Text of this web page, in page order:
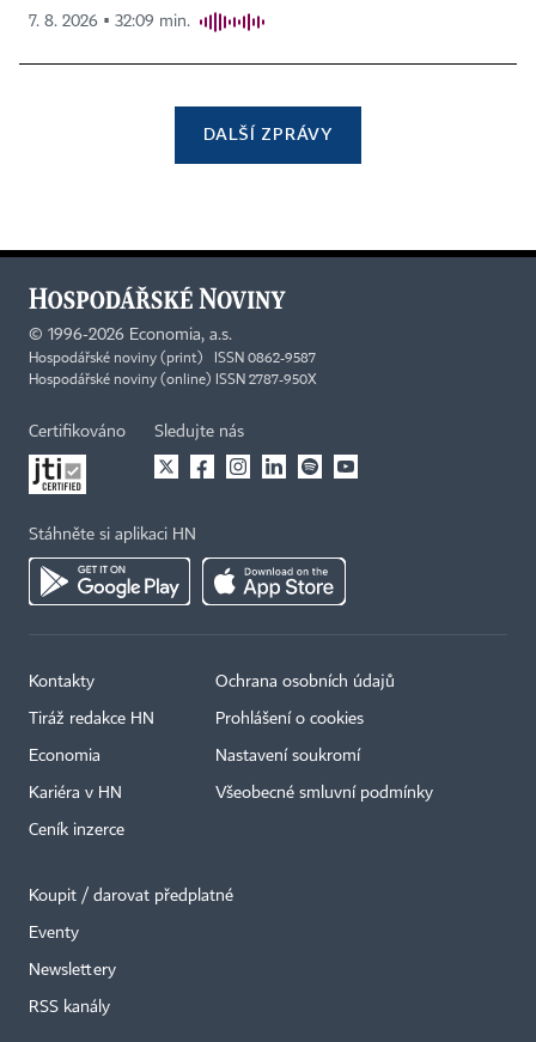
7. 8. 2026 ▪ 32:09 min.
DALŠÍ ZPRÁVY
© 1996-2026 Economia, a.s.
Hospodářské noviny (print) ISSN 0862-9587
Hospodářské noviny (online) ISSN 2787-950X
Certifikováno Sledujte nás
Stáhněte si aplikaci HN
Kontakty
Tiráž redakce HN
Economia
Kariéra v HN
Ceník inzerce
Ochrana osobních údajů
Prohlášení o cookies
Nastavení soukromí
Všeobecné smluvní podmínky
Koupit / darovat předplatné
Eventy
Newslettery
RSS kanály